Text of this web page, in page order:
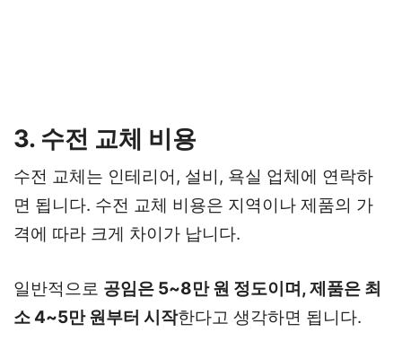
3. 수전 교체 비용
수전 교체는 인테리어, 설비, 욕실 업체에 연락하
면 됩니다. 수전 교체 비용은 지역이나 제품의 가
격에 따라 크게 차이가 납니다.
일반적으로 공임은 5~8만 원 정도이며, 제품은 최
소 4~5만 원부터 시작한다고 생각하면 됩니다.